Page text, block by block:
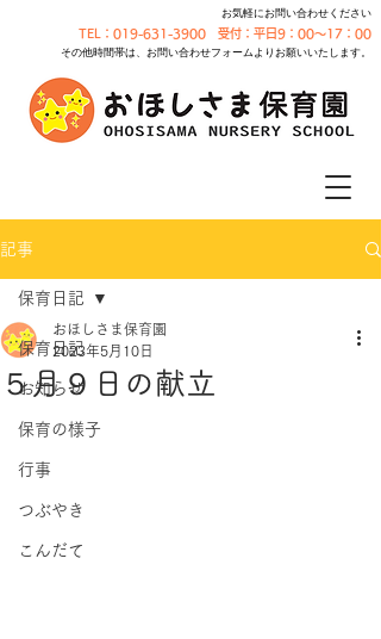
お気軽にお問い合わせください
TEL：019-631-3900 受付：平日9：00～17：00
その他時間帯は、お問い合わせフォームよりお願いいたします。
記事
保育日記
お知らせ
保育の様子
行事
つぶやき
こんだて
保育日記
５月９日の献立
おほしさま保育園
2023年5月10日